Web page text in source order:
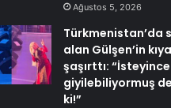
Ağustos 5, 2026
Türkmenistan’da
alan Gülşen’in
şaşırttı: “İsteyince
giyilebiliyormuş
ki!”